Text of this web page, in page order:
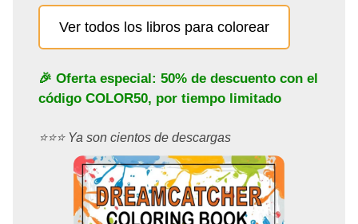
Ver todos los libros para colorear
🎉 Oferta especial: 50% de descuento con el
código COLOR50, por tiempo limitado
⭐️⭐️⭐️ Ya son cientos de descargas